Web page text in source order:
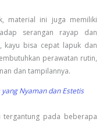
material ini juga memiliki
serangan rayap dan
kayu bisa cepat lapuk dan
perawatan rutin,
dan tampilannya.
Nyaman dan Estetis
pada beberapa